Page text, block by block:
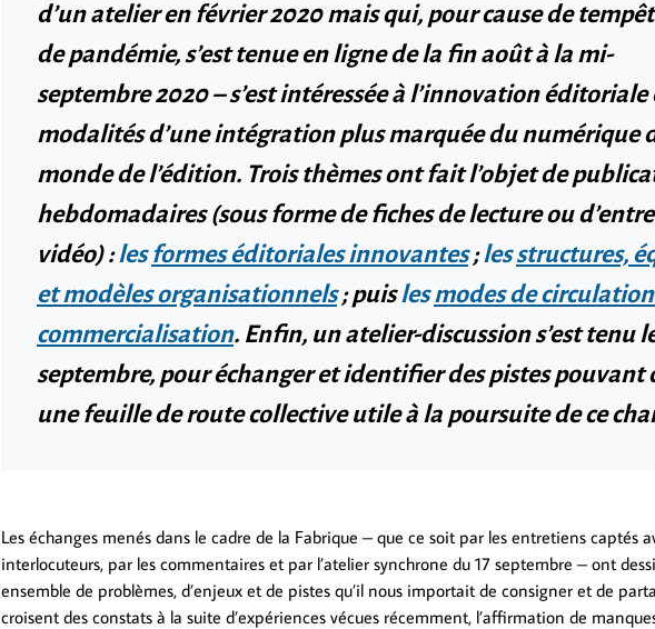
d’un atelier en février 2020 mais qui, pour cause de
de pandémie, s’est tenue en ligne de la fin août à la mi-
septembre 2020 – s’est intéressée à l’innovation éditoriale
modalités d’une intégration plus marquée du numérique
monde de l’édition. Trois thèmes ont fait l’objet de
hebdomadaires (sous forme de fiches de lecture ou
vidéo) :lesformes éditoriales innovantes ;lesstructures,
et modèles organisationnels ; puislesmodes de
commercialisation. Enfin, un atelier-discussion s’est tenu
septembre, pour échanger et identifier des pistes pouvant
une feuille de route collective utile à la poursuite de ce
Les échanges menés dans le cadre de la Fabrique – que ce soit par les entretiens captés
interlocuteurs, par les commentaires et par l’atelier synchrone du 17 septembre – ont
ensemble de problèmes, d’enjeux et de pistes qu’il nous importait de consigner et de
croisent des constats à la suite d’expériences vécues récemment, l’affirmation de